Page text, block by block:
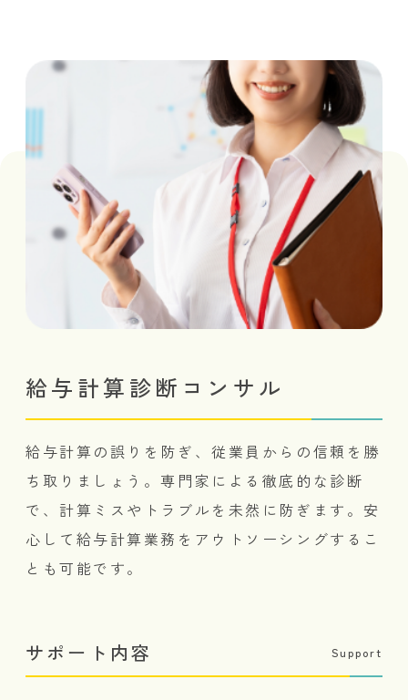
給与計算診断コンサル
給与計算の誤りを防ぎ、従業員からの信頼を勝
ち取りましょう。専門家による徹底的な診断
で、計算ミスやトラブルを未然に防ぎます。安
心して給与計算業務をアウトソーシングするこ
とも可能です。
サポート内容 Support